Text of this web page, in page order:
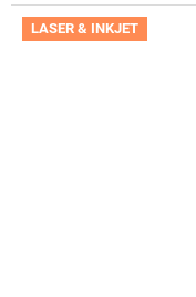
LASER & INKJET